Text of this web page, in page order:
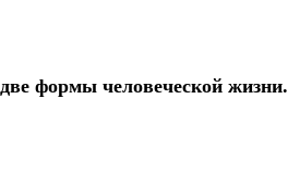
формы человеческой жизни.